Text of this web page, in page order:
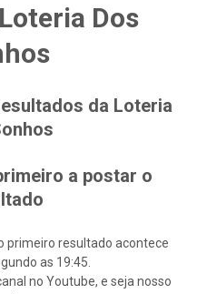
Dos
da Loteria
a postar o
primeiro resultado acontece
as 19:45.
no Youtube, e seja nosso